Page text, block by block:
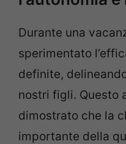
Durante una
sperimentato
definite,
nostri figli. Questo
dimostrato che la
importante della